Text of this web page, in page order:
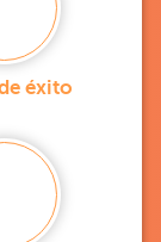
éxito